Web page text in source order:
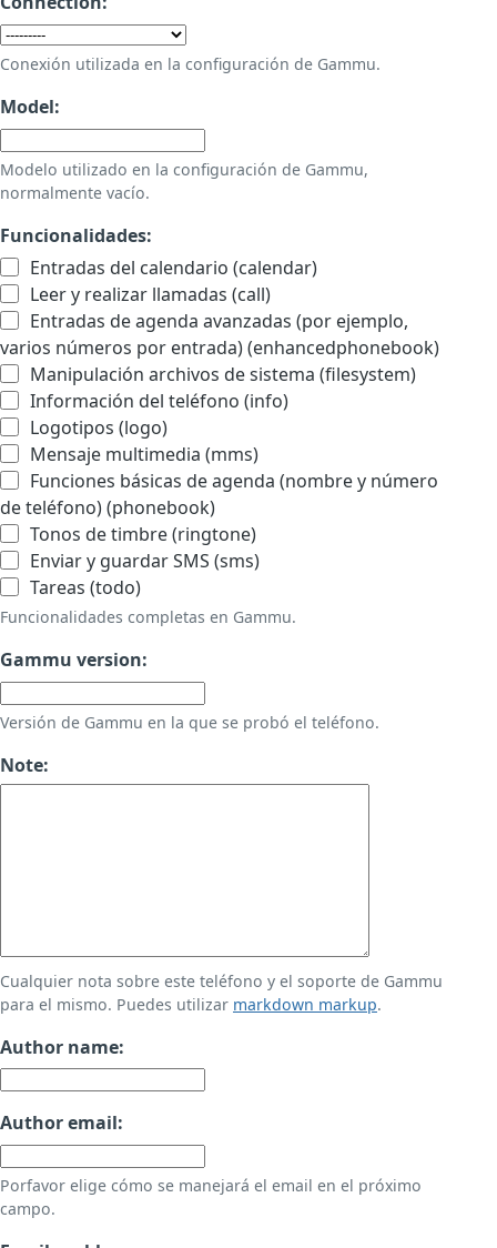
Conexión utilizada en la configuración de Gammu.
Model:
Modelo utilizado en la configuración de Gammu,
normalmente vacío.
Funcionalidades:
Entradas del calendario (calendar)
Leer y realizar llamadas (call)
Entradas de agenda avanzadas (por ejemplo,
varios números por entrada) (enhancedphonebook)
Manipulación archivos de sistema (filesystem)
Información del teléfono (info)
Logotipos (logo)
Mensaje multimedia (mms)
Funciones básicas de agenda (nombre y número
de teléfono) (phonebook)
Tonos de timbre (ringtone)
Enviar y guardar SMS (sms)
Tareas (todo)
Funcionalidades completas en Gammu.
Gammu version:
Versión de Gammu en la que se probó el teléfono.
Note:
Cualquier nota sobre este teléfono y el soporte de Gammu
para el mismo. Puedes utilizar markdown markup.
Author name:
Author email:
Porfavor elige cómo se manejará el email en el próximo
campo.